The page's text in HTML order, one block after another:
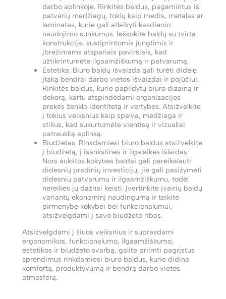
darbo aplinkoje. Rinkitės baldus, pagamintus iš
patvarių medžiagų, tokių kaip medis, metalas ar
laminatas, kurie gali atlaikyti kasdienio
naudojimo sunkumus. Ieškokite baldų su tvirta
konstrukcija, sustiprintomis jungtimis ir
įbrėžimams atspariais paviršiais, kad
užtikrintumėte ilgaamžiškumą ir patvarumą.
Estetika: Biuro baldų išvaizda gali turėti didelę
įtaką bendrai darbo vietos išvaizdai ir pojūčiui.
Rinkitės baldus, kurie papildytų biuro dizainą ir
dekorą, kartu atspindėdami organizacijos
prekės ženklo identitetą ir vertybes. Atsižvelkite
į tokius veiksnius kaip spalva, medžiaga ir
stilius, kad sukurtumėte vientisą ir vizualiai
patrauklią aplinką.
Biudžetas: Rinkdamiesi biuro baldus atsižvelkite
į biudžetą, į išankstines ir ilgalaikes išlaidas.
Nors aukštos kokybės baldai gali pareikalauti
didesnių pradinių investicijų, jie gali pasižymėti
didesniu patvarumu ir ilgaamžiškumu, todėl
nereikės jų dažnai keisti. Įvertinkite įvairių baldų
variantų ekonominį naudingumą ir teikite
pirmenybę kokybei bei funkcionalumui,
atsižvelgdami į savo biudžeto ribas.
Atsižvelgdami į šiuos veiksnius ir suprasdami
ergonomikos, funkcionalumo, ilgaamžiškumo,
estetikos ir biudžeto svarbą, galite priimti pagrįstus
sprendimus rinkdamiesi biuro baldus, kurie didina
komfortą, produktyvumą ir bendrą darbo vietos
atmosferą.